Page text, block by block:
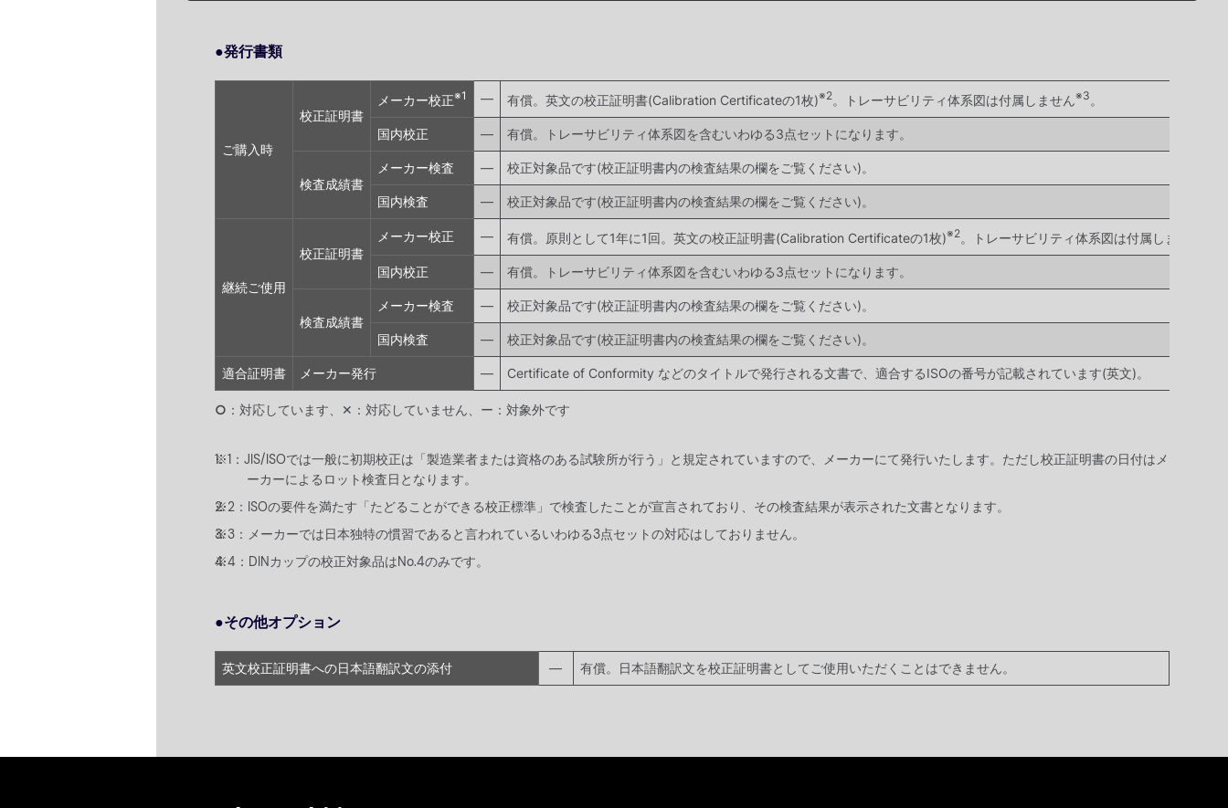
●発行書類
ご購入時
校正証明書
メーカー校正※1 ― 有償。英文の校正証明書(Calibration Certificateの1枚)※2。トレーサビリティ体系図は付属しません※3 。
国内校正 ― 有償。トレーサビリティ体系図を含むいわゆる3点セットになります。
検査成績書
メーカー検査 ― 校正対象品です(校正証明書内の検査結果の欄をご覧ください)。
国内検査 ― 校正対象品です(校正証明書内の検査結果の欄をご覧ください)。
継続ご使用
校正証明書
メーカー校正 ― 有償。原則として1年に1回。英文の校正証明書(Calibration Certificateの1枚)※2。トレーサビリティ体系図は付属しません
国内校正 ― 有償。トレーサビリティ体系図を含むいわゆる3点セットになります。
検査成績書
メーカー検査 ― 校正対象品です(校正証明書内の検査結果の欄をご覧ください)。
国内検査 ― 校正対象品です(校正証明書内の検査結果の欄をご覧ください)。
適合証明書 メーカー発行 ― Certificate of Conformity などのタイトルで発行される文書で、適合するISOの番号が記載されています(英文)。
○ ：対応しています、✕：対応していません、ー：対象外です
JIS/ISOでは一般に初期校正は「製造業者または資格のある試験所が行う」と規定されていますので、メーカーにて発行いたします。ただし校正証明書の日付はメ
ーカーによるロット検査日となります。
ISOの要件を満たす「たどることができる校正標準」で検査したことが宣言されており、その検査結果が表示された文書となります。
メーカーでは日本独特の慣習であると言われているいわゆる3点セットの対応はしておりません。
DINカップの校正対象品はNo.4のみです。
●その他オプション
英文校正証明書への日本語翻訳文の添付 ― 有償。日本語翻訳文を校正証明書としてご使用いただくことはできません。